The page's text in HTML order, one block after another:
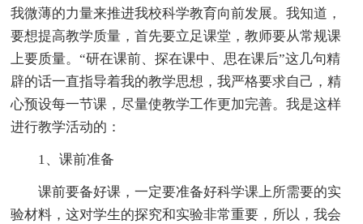
我微薄的力量来推进我校科学教育向前发展。我知道，
要想提高教学质量，首先要立足课堂，教师要从常规课
上要质量。“研在课前、探在课中、思在课后”这几句精
辟的话一直指导着我的教学思想，我严格要求自己，精
心预设每一节课，尽量使教学工作更加完善。我是这样
进行教学活动的：
1、课前准备
课前要备好课，一定要准备好科学课上所需要的实
验材料，这对学生的探究和实验非常重要，所以，我会